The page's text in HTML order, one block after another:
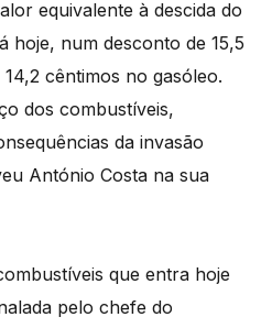
equivalente à descida do
hoje, num desconto de 15,5
cêntimos no gasóleo.
dos combustíveis,
da invasão
António Costa na sua
que entra hoje
pelo chefe do